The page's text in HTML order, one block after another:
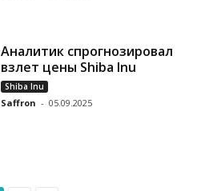
Аналитик спрогнозировал
взлет цены Shiba Inu
Shiba Inu
Saffron - 05.09.2025